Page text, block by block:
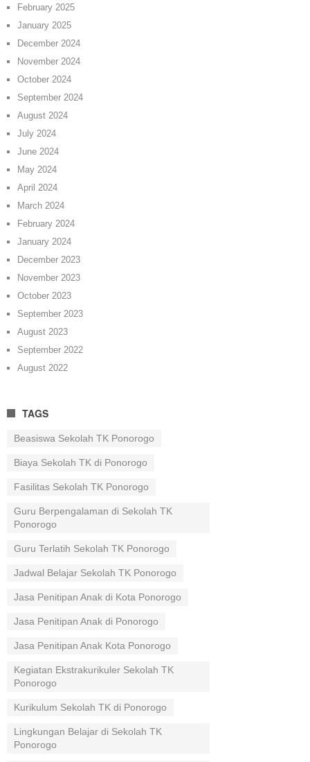
February 2025
January 2025
December 2024
November 2024
October 2024
September 2024
August 2024
July 2024
June 2024
May 2024
April 2024
March 2024
February 2024
January 2024
December 2023
November 2023
October 2023
September 2023
August 2023
September 2022
August 2022
TAGS
Beasiswa Sekolah TK Ponorogo
Biaya Sekolah TK di Ponorogo
Fasilitas Sekolah TK Ponorogo
Guru Berpengalaman di Sekolah TK
Ponorogo
Guru Terlatih Sekolah TK Ponorogo
Jadwal Belajar Sekolah TK Ponorogo
Jasa Penitipan Anak di Kota Ponorogo
Jasa Penitipan Anak di Ponorogo
Jasa Penitipan Anak Kota Ponorogo
Kegiatan Ekstrakurikuler Sekolah TK
Ponorogo
Kurikulum Sekolah TK di Ponorogo
Lingkungan Belajar di Sekolah TK
Ponorogo